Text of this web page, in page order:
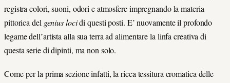
registra colori, suoni, odori e atmosfere impregnando la materia
pittorica del genius locidi questi posti. E’ nuovamente il profondo
legame dell’artista alla sua terra ad alimentare la linfa creativa di
questa serie di dipinti, ma non solo.
Come per la prima sezione infatti, la ricca tessitura cromatica delle